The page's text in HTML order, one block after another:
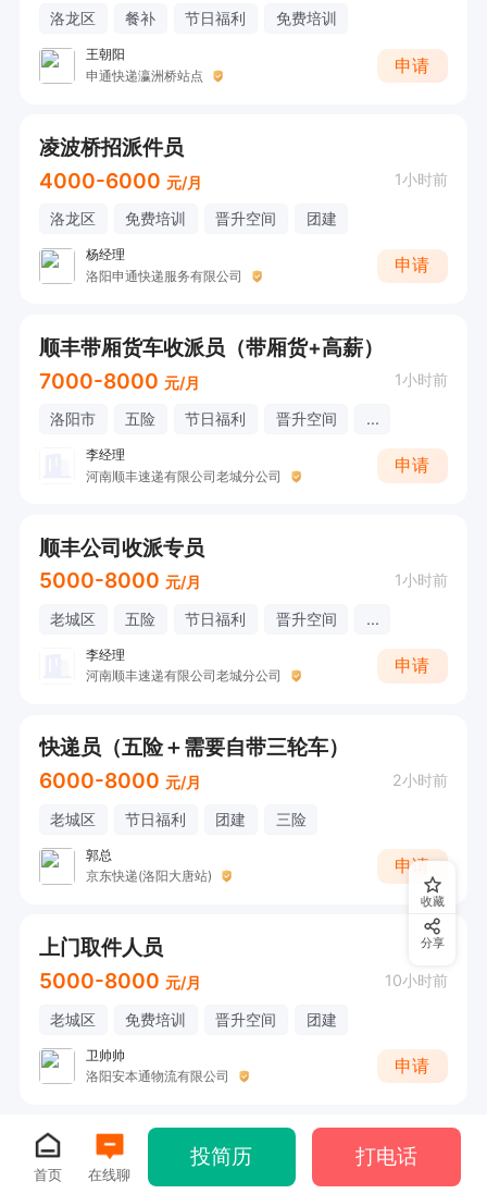
洛龙区 餐补 节日福利 免费培训
王朝阳
申通快递瀛洲桥站点
申请
凌波桥招派件员
4000-6000 元/月 1小时前
洛龙区 免费培训 晋升空间 团建
杨经理
洛阳申通快递服务有限公司
申请
顺丰带厢货车收派员（带厢货+高薪）
7000-8000 元/月 1小时前
洛阳市 五险 节日福利 晋升空间 ...
李经理
河南顺丰速递有限公司老城分公司
申请
顺丰公司收派专员
5000-8000 元/月 1小时前
老城区 五险 节日福利 晋升空间 ...
李经理
河南顺丰速递有限公司老城分公司
申请
快递员（五险＋需要自带三轮车）
6000-8000 元/月 2小时前
老城区 节日福利 团建 三险
郭总
京东快递(洛阳大唐站)
申请
上门取件人员
5000-8000 元/月 10小时前
老城区 免费培训 晋升空间 团建
卫帅帅
洛阳安本通物流有限公司
申请
收藏
分享
首页 在线聊
投简历 打电话